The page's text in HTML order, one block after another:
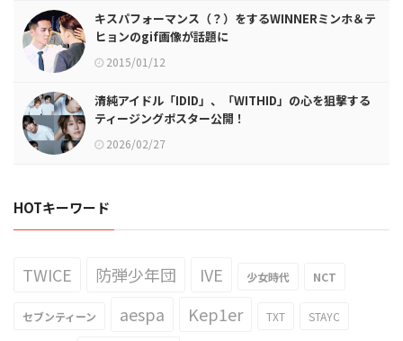
キスパフォーマンス（？）をするWINNERミンホ＆テ
ヒョンのgif画像が話題に
2015/01/12
清純アイドル「IDID」、「WITHID」の心を狙撃する
ティージングポスター公開！
2026/02/27
HOTキーワード
TWICE 防弾少年団 IVE 少女時代 NCT
セブンティーン aespa Kep1er TXT STAYC